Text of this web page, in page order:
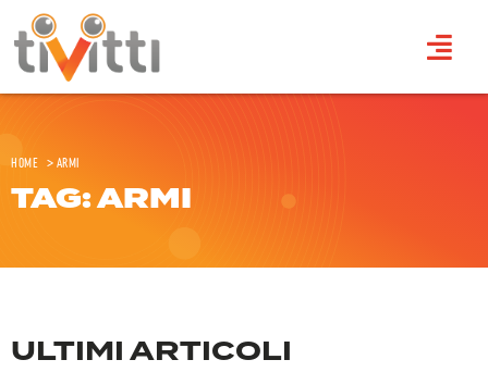
Home >Armi
TAG: ARMI
ULTIMI ARTICOLI